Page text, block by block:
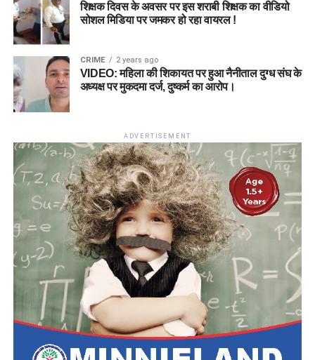
शिक्षक दिवस के अवसर पर इस शराबी शिक्षक का वीडियो
सोशल मिडिया पर जमकर हो रहा वायरल !
CRIME 2 years ago
VIDEO: महिला की शिकायत पर हुआ नैनीताल दुग्ध संघ के
अध्यक्ष पर मुकदमा दर्ज, दुष्कर्म का आरोप।
ADVERTISEMENT